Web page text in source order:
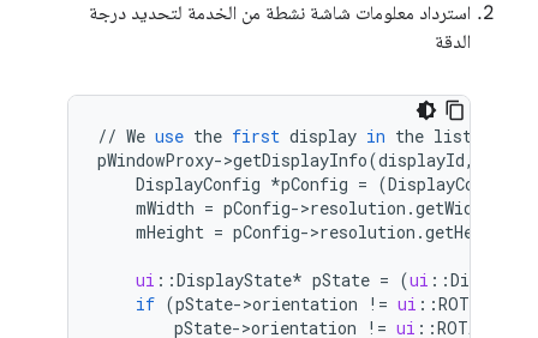
استرداد معلومات شاشة نشطة من الخدمة لتحديد درجة
الدقة
// We use the first display in the list
pWindowProxy->getDisplayInfo(displayId,
DisplayConfig *pConfig = (DisplayConfig
mWidth = pConfig->resolution .getWidth
mHeight = pConfig->resolution .getHeight
ui : :DisplayState* pState = (ui : :
if (pState->orientation != ui : :ROTATION_0
pState->orientation != ui : :